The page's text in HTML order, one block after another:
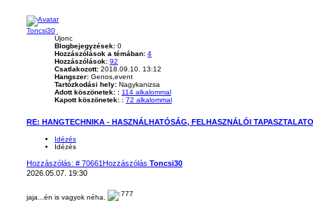
Toncsi30
Újonc
Blogbejegyzések: 0
Hozzászólások a témában: 4
Hozzászólások: 92
Csatlakozott: 2018.09.10. 13:12
Hangszer: Genos,event
Tartózkodási hely: Nagykanizsa
Adott köszönetek: : 114 alkalommal
Kapott köszönetek: : 72 alkalommal
RE: HANGTECHNIKA - HASZNÁLHATÓSÁG, FELHASZNÁLÓI
Idézés
Idézés
Hozzászólás: # 70661 Hozzászólás Toncsi30
2026.05.07. 19:30
jaja...én is vagyok néha.